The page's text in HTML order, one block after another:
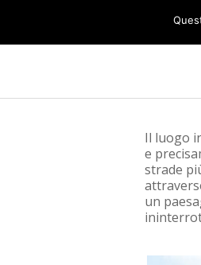
Il luogo
e
strade
un